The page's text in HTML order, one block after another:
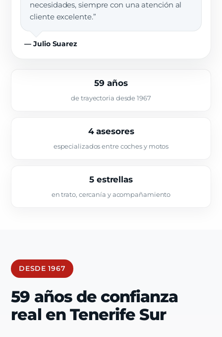
necesidades, siempre con una atención al
cliente excelente.”
— Julio Suarez
59 años
de trayectoria desde 1967
4 asesores
especializados entre coches y motos
5 estrellas
en trato, cercanía y acompañamiento
DESDE 1967
59 años de confianza
real en Tenerife Sur